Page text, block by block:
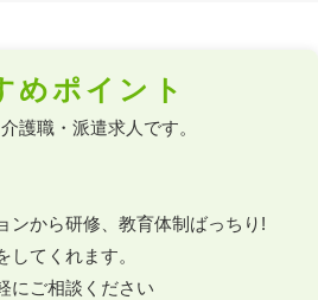
めポイント
護職・派遣求人です。
ンから研修、教育体制ばっちり!
てくれます。
にご相談ください